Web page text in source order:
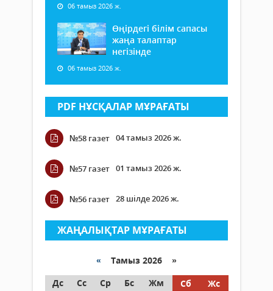
06 тамыз 2026 ж.
Өңірдегі білім сапасы
жаңа талаптар
негізінде
06 тамыз 2026 ж.
PDF НҰСҚАЛАР МҰРАҒАТЫ
№58 газет 04 тамыз 2026 ж.
№57 газет 01 тамыз 2026 ж.
№56 газет 28 шілде 2026 ж.
ЖАҢАЛЫҚТАР МҰРАҒАТЫ
« Тамыз 2026 »
Дс
Сс Ср Бс Жм Сб
Жс